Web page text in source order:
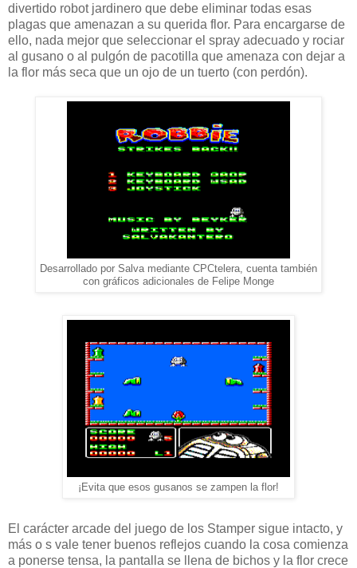
divertido robot jardinero que debe eliminar todas esas
plagas que amenazan a su querida flor. Para encargarse de
ello, nada mejor que seleccionar el spray adecuado y rociar
al gusano o al pulgón de pacotilla que amenaza con dejar a
la flor más seca que un ojo de un tuerto (con perdón).
Desarrollado por Salva mediante CPCtelera, cuenta también
con gráficos adicionales de Felipe Monge
¡Evita que esos gusanos se zampen la flor!
El carácter arcade del juego de los Stamper sigue intacto, y
más o s vale tener buenos reflejos cuando la cosa comienza
a ponerse tensa, la pantalla se llena de bichos y la flor crece